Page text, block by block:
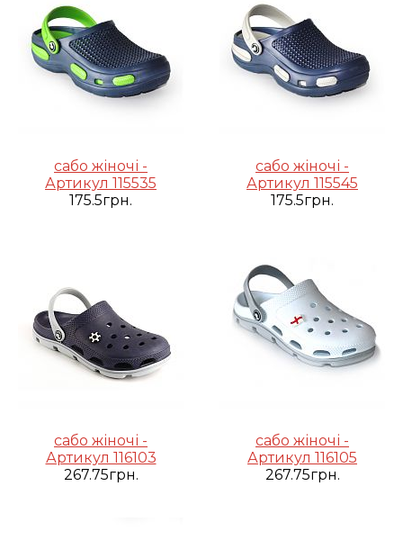
сабо жіночі -
Артикул 115535
175.5грн.
сабо жіночі -
Артикул 115545
175.5грн.
сабо жіночі -
Артикул 116103
267.75грн.
сабо жіночі -
Артикул 116105
267.75грн.